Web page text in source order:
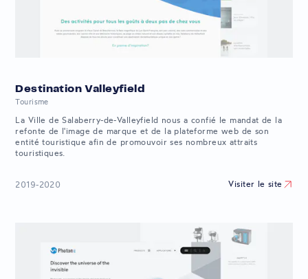
Destination Valleyfield
Tourisme
La Ville de Salaberry-de-Valleyfield nous a confié le mandat de la
refonte de l'image de marque et de la plateforme web de son
entité touristique afin de promouvoir ses nombreux attraits
touristiques.
2019-2020 Visiter le site